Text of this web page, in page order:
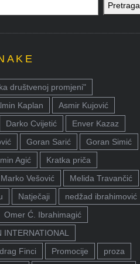
Pretraga
društvenoj promjeni"
Kaplan
Asmir Kujović
Darko Cvijetić
Enver Kazaz
Goran Sarić
Goran Simić
Agić
Kratka priča
Marko Vešović
Melida Travančić
Natječaji
nedžad ibrahimović
Omer Ć. Ibrahimagić
INTERNATIONAL
Finci Promocije
proza